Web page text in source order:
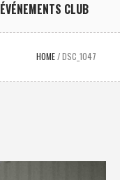
ÉVÉNEMENTS CLUB
HOME /DSC_1047